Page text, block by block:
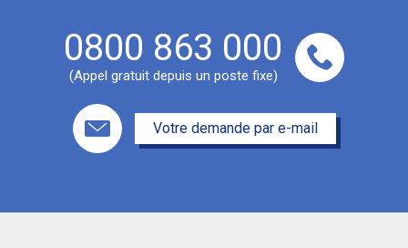
0800 863 000
(Appel gratuit depuis un poste fixe)
Votre demande par e-mail